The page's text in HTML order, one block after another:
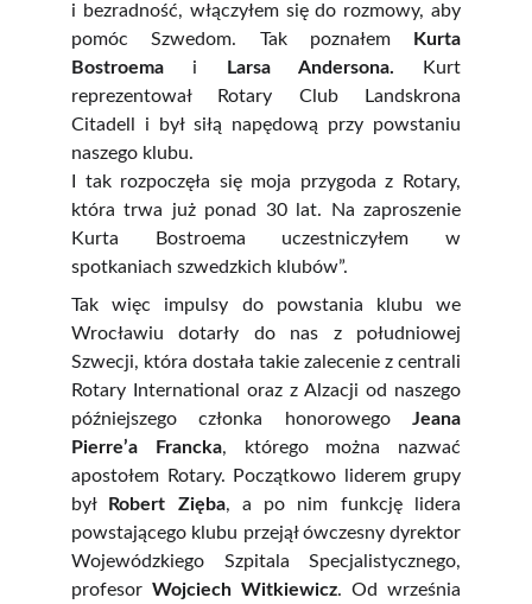
i bezradność, włączyłem się do rozmowy, aby
pomóc Szwedom. Tak poznałem
Kurta
Bostroema i Larsa Andersona. Kurt
reprezentował Rotary Club Landskrona
Citadell i był siłą napędową przy powstaniu
naszego klubu.
I tak rozpoczęła się moja przygoda z Rotary,
która trwa już ponad 30 lat. Na zaproszenie
Kurta Bostroema uczestniczyłem w
spotkaniach szwedzkich klubów”.
Tak więc impulsy do powstania klubu we
Wrocławiu dotarły do nas z południowej
Szwecji, która dostała takie zalecenie z centrali
Rotary International oraz z Alzacji od naszego
późniejszego członka honorowego Jeana
Pierre’a Francka, którego można nazwać
apostołem Rotary. Początkowo liderem grupy
był
Robert Zięba, a po nim funkcję lidera
powstającego klubu przejął ówczesny dyrektor
Wojewódzkiego Szpitala Specjalistycznego,
profesor Wojciech Witkiewicz. Od września